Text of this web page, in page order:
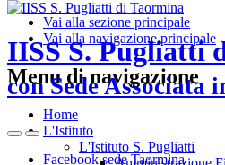
Vai alla sezione principale
Vai alla navigazione principale
IISS S. Pugliatti
con Sede Associata
Facebook sede Taormina
Menu di navigazione
Home
L'Istituto
L'Istituto S. Pugliatti